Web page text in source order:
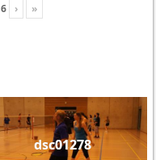
6 › »
dsc01278